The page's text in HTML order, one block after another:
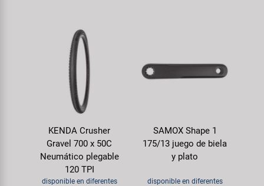
KENDA Crusher
Gravel 700 x 50C
Neumático plegable
120 TPI
disponible en diferentes
SAMOX Shape 1
175/13 juego de biela
y plato
disponible en diferentes